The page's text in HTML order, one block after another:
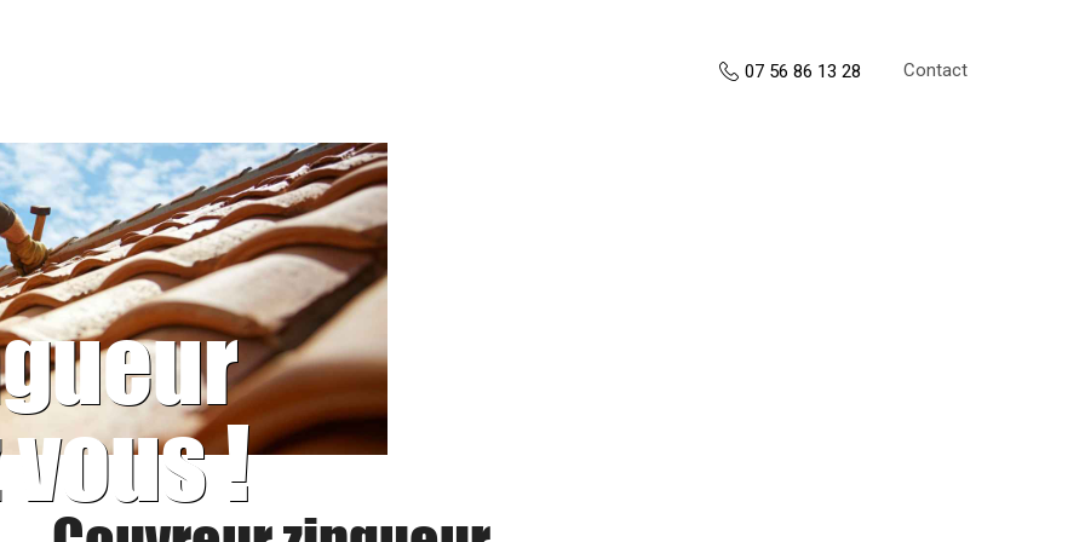
07 56 86 13 28 Contact
!